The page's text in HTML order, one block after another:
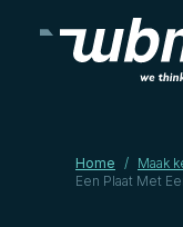
Home / Maak
Een Plaat Met